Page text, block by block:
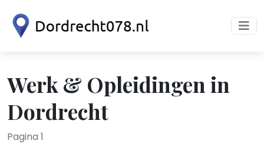
Werk & Opleidingen in
Dordrecht
Pagina 1